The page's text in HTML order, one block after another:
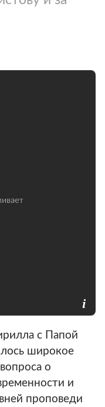
с Папой
широкое
о
и
проповеди